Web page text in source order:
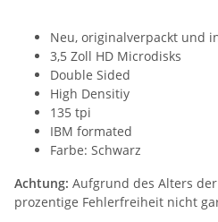
Neu, originalverpackt und
3,5 Zoll HD Microdisks
Double Sided
High Densitiy
135 tpi
IBM formated
Farbe: Schwarz
Achtung: Aufgrund des Alters
prozentige Fehlerfreiheit nicht